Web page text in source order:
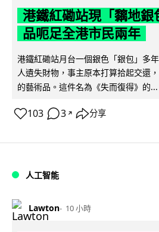
港鐵紅磡站現「黐地銀
品呃足全港市民兩年
港鐵紅磡站月台一個銀色「銀包」多
人遺失財物，事主原本打算拾起交還
的藝術品。這件名為《失而復得》的...
103 3 ↗ 分享
人工智能
Lawton 10 小時